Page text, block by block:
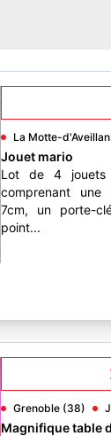
La Motte-
Jouet mario
Lot de 4 jouets
comprenant
7cm, un porte-
point...
Grenoble (38)
Magnifique table